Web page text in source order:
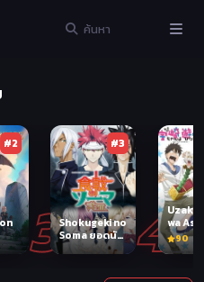
#2
า 3
#3
Shokugeki no
Soma ยอดนัก
ปรุงโซมะ 4Uzaki-
wa
90